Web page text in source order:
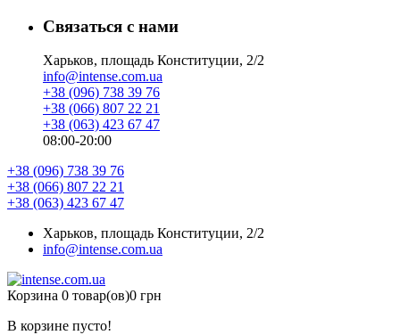
Связаться с нами
Харьков, площадь Конституции, 2/2
info@intense.com.ua
+38 (096) 738 39 76
+38 (066) 807 22 21
+38 (063) 423 67 47
08:00-20:00
+38 (096) 738 39 76
+38 (066) 807 22 21
+38 (063) 423 67 47
Харьков, площадь Конституции, 2/2
info@intense.com.ua
Корзина 0 товар(ов)0 грн
В корзине пусто!